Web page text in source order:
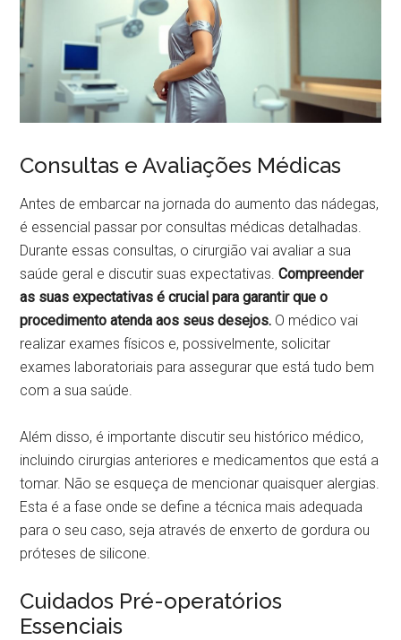
Consultas e Avaliações Médicas
Antes de embarcar na jornada do aumento das nádegas,
é essencial passar por consultas médicas detalhadas.
Durante essas consultas, o cirurgião vai avaliar a sua
saúde geral e discutir suas expectativas.Compreender
as suas expectativas é crucial para garantir que o
procedimento atenda aos seus desejos. O médico vai
realizar exames físicos e, possivelmente, solicitar
exames laboratoriais para assegurar que está tudo bem
com a sua saúde.
Além disso, é importante discutir seu histórico médico,
incluindo cirurgias anteriores e medicamentos que está a
tomar. Não se esqueça de mencionar quaisquer alergias.
Esta é a fase onde se define a técnica mais adequada
para o seu caso, seja através de enxerto de gordura ou
próteses de silicone.
Cuidados Pré-operatórios
Essenciais